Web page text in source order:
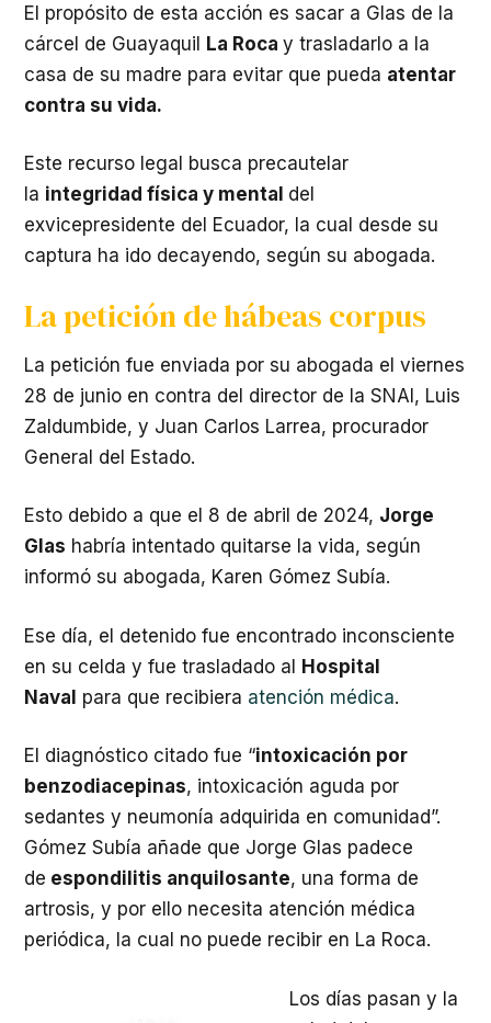
El propósito de esta acción es sacar a Glas de la
cárcel de Guayaquil La Roca y trasladarlo a la
casa de su madre para evitar que pueda atentar
contra su vida.
Este recurso legal busca precautelar
la integridad física y mental del
exvicepresidente del Ecuador, la cual desde su
captura ha ido decayendo, según su abogada.
La petición de hábeas corpus
La petición fue enviada por su abogada el viernes
28 de junio en contra del director de la SNAI, Luis
Zaldumbide, y Juan Carlos Larrea, procurador
General del Estado.
Esto debido a que el 8 de abril de 2024, Jorge
Glas habría intentado quitarse la vida, según
informó su abogada, Karen Gómez Subía.
Ese día, el detenido fue encontrado inconsciente
en su celda y fue trasladado al Hospital
Naval para que recibiera atención médica.
El diagnóstico citado fue “intoxicación por
benzodiacepinas, intoxicación aguda por
sedantes y neumonía adquirida en comunidad”.
Gómez Subía añade que Jorge Glas padece
de espondilitis anquilosante, una forma de
artrosis, y por ello necesita atención médica
periódica, la cual no puede recibir en La Roca.
Los días pasan y la